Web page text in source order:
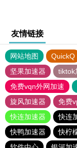
友情链接
网站地图 QuickQ
坚果加速器
tiktok
免费vqn外网加速
旋风加速器
免费
快连加速器
快连
快鸭加速器
快柠